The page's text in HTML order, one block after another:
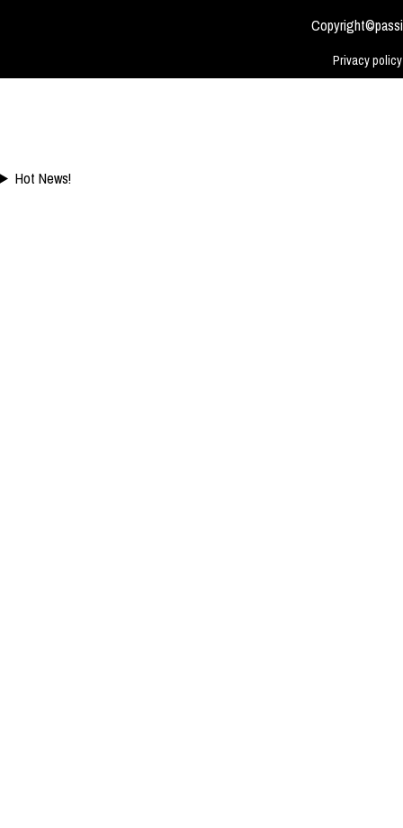
Video: Masya Allah,
Meskipun Cacat
Privacy policy
Hot News!